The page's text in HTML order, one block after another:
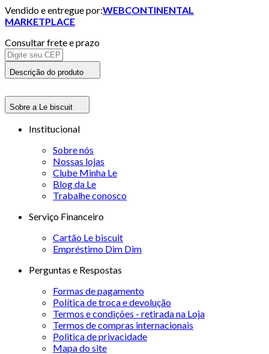
Vendido e entregue por:WEBCONTINENTAL
MARKETPLACE
Consultar frete e prazo
Descrição do produto
Sobre a Le biscuit
Institucional
Sobre nós
Nossas lojas
Clube Minha Le
Blog da Le
Trabalhe conosco
Serviço Financeiro
Cartão Le biscuit
Empréstimo Dim Dim
Perguntas e Respostas
Formas de pagamento
Política de troca e devolução
Termos e condições - retirada na Loja
Termos de compras internacionais
Politica de privacidade
Mapa do site